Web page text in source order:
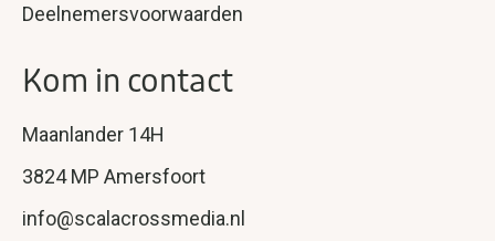
Deelnemersvoorwaarden
Kom in contact
Maanlander 14H
3824 MP Amersfoort
info@scalacrossmedia.nl